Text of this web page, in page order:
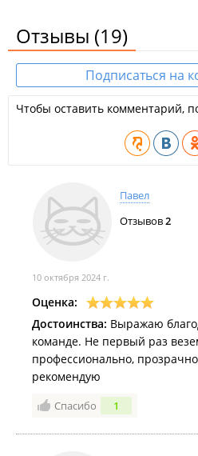
Отзывы (19)
Подписаться на
Чтобы оставить комментарий,
Павел
Отзывов2
10 октября 2024 г.
Оценка:
Достоинства: Выражаю
команде. Не первый раз
профессионально, прозрачно,
рекомендую
Спасибо 1